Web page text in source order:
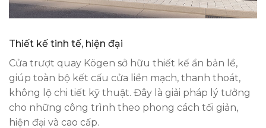
Thiết kế tinh tế, hiện đại
Cửa trượt quay Kögen sở hữu thiết kế ẩn bản lề,
giúp toàn bộ kết cấu cửa liền mạch, thanh thoát,
không lộ chi tiết kỹ thuật. Đây là giải pháp lý tưởng
cho những công trình theo phong cách tối giản,
hiện đại và cao cấp.